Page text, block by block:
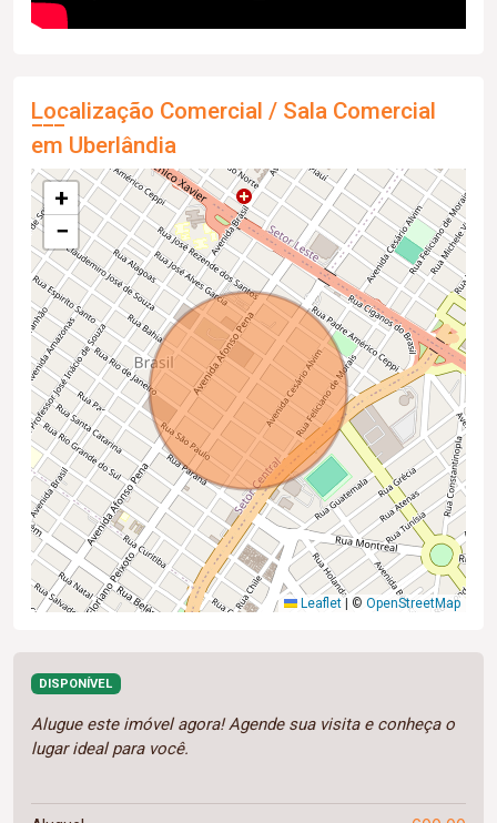
Localização Comercial / Sala Comercial
em Uberlândia
+
−
Leaflet © OpenStreetMap
DISPONÍVEL
Alugue este imóvel agora! Agende sua visita e conheça o
lugar ideal para você.